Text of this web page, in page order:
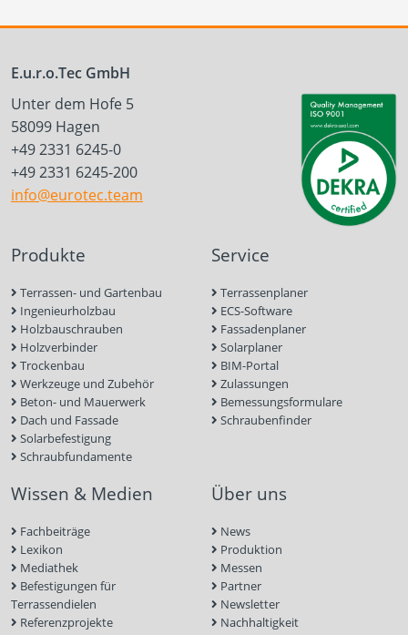
E.u.r.o.Tec GmbH
Unter dem Hofe 5
58099 Hagen
+49 2331 6245-0
+49 2331 6245-200
info@eurotec.team
Produkte
Terrassen- und Gartenbau
Ingenieurholzbau
Holzbauschrauben
Holzverbinder
Trockenbau
Werkzeuge und Zubehör
Beton- und Mauerwerk
Dach und Fassade
Solarbefestigung
Schraubfundamente
Service
Terrassenplaner
ECS-Software
Fassadenplaner
Solarplaner
BIM-Portal
Zulassungen
Bemessungsformulare
Schraubenfinder
Wissen & Medien
Fachbeiträge
Lexikon
Mediathek
Befestigungen für
Terrassendielen
Referenzprojekte
Über uns
News
Produktion
Messen
Partner
Newsletter
Nachhaltigkeit